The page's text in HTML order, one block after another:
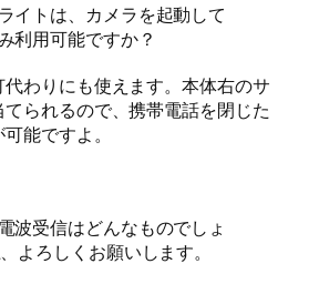
イトは、カメラを起動して
利用可能ですか？
わりにも使えます。本体右のサ
られるので、携帯電話を閉じた
能ですよ。
波受信はどんなものでしょ
よろしくお願いします。